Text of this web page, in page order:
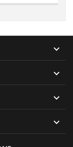



